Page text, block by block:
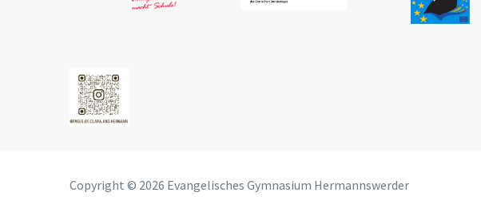
Copyright © 2026 Evangelisches Gymnasium Hermannswerder